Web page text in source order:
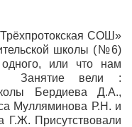
СОШ»
школы (№6)
или что нам
Занятие вели :
Бердиева Д.А.,
Мулляминова Р.Н. и
Г.Ж. Присутствовали